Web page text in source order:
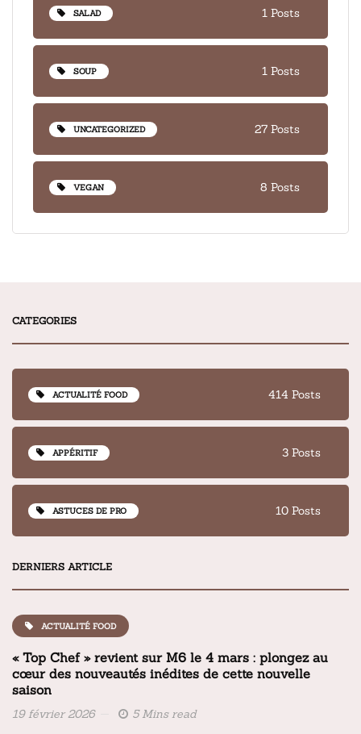
SALAD 1 Posts
SOUP 1 Posts
UNCATEGORIZED 27 Posts
VEGAN 8 Posts
CATEGORIES
ACTUALITÉ FOOD 414 Posts
APPÉRITIF 3 Posts
ASTUCES DE PRO 10 Posts
DERNIERS ARTICLE
ACTUALITÉ FOOD
« Top Chef » revient sur M6 le 4 mars : plongez au
cœur des nouveautés inédites de cette nouvelle
saison
19 février 2026 5 Mins read